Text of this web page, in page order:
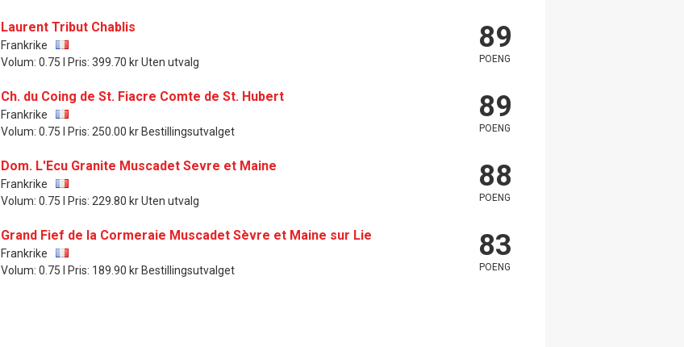
Laurent Tribut Chablis
Frankrike
Volum: 0.75 l Pris: 399.70 kr Uten utvalg
89
POENG
Ch. du Coing de St. Fiacre Comte de St. Hubert
Frankrike
Volum: 0.75 l Pris: 250.00 kr Bestillingsutvalget
89
POENG
Dom. L'Ecu Granite Muscadet Sevre et Maine
Frankrike
Volum: 0.75 l Pris: 229.80 kr Uten utvalg
88
POENG
Grand Fief de la Cormeraie Muscadet Sèvre et Maine sur Lie
Frankrike
Volum: 0.75 l Pris: 189.90 kr Bestillingsutvalget
83
POENG